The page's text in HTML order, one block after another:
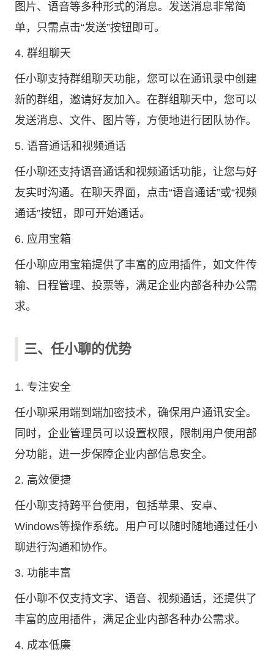
图片、语音等多种形式的消息。发送消息非常简
单，只需点击“发送”按钮即可。
4. 群组聊天
任小聊支持群组聊天功能，您可以在通讯录中创建
新的群组，邀请好友加入。在群组聊天中，您可以
发送消息、文件、图片等，方便地进行团队协作。
5. 语音通话和视频通话
任小聊还支持语音通话和视频通话功能，让您与好
友实时沟通。在聊天界面，点击“语音通话”或“视频
通话”按钮，即可开始通话。
6. 应用宝箱
任小聊应用宝箱提供了丰富的应用插件，如文件传
输、日程管理、投票等，满足企业内部各种办公需
求。
三、任小聊的优势
1. 专注安全
任小聊采用端到端加密技术，确保用户通讯安全。
同时，企业管理员可以设置权限，限制用户使用部
分功能，进一步保障企业内部信息安全。
2. 高效便捷
任小聊支持跨平台使用，包括苹果、安卓、
Windows等操作系统。用户可以随时随地通过任小
聊进行沟通和协作。
3. 功能丰富
任小聊不仅支持文字、语音、视频通话，还提供了
丰富的应用插件，满足企业内部各种办公需求。
4. 成本低廉